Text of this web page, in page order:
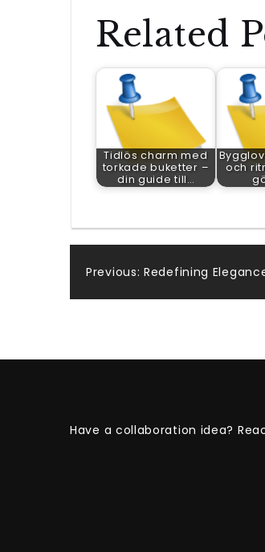
Related
Tidlös charm med
torkade buketter –
din guide till…
och
Post
Previous: Redefining
Have a collaboration idea?